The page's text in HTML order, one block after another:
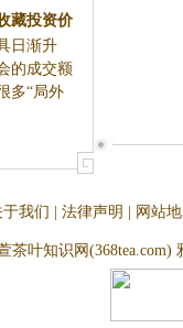
藏投资价
日渐升
的成交额
多“局外
于我们 法律声明 网站
茶叶知识网